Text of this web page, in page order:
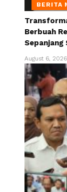
BERITA
Berbuah
Sepanjang
August 6, 2026